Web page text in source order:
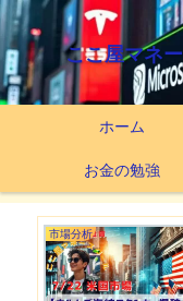
ここ屋マネ
ホーム
お金の勉強
市場分析